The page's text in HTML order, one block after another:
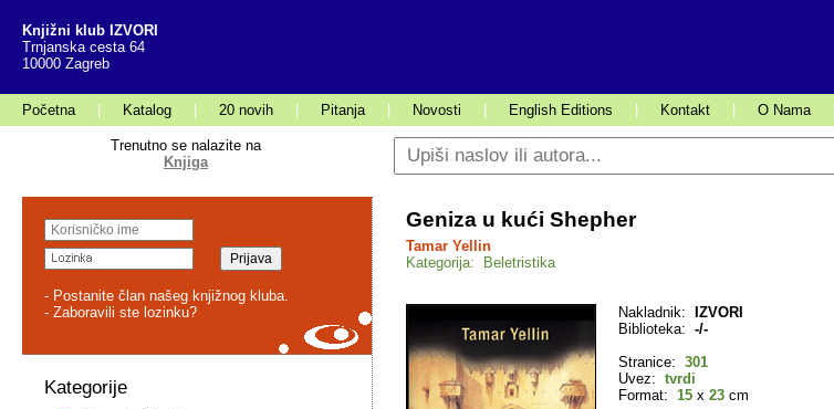
Knjižni klub IZVORI
Trnjanska cesta 64
10000 Zagreb
Početna Katalog 20 novih Pitanja Novosti English Editions Kontakt O Nama
Trenutno se nalazite na
Knjiga
- Postanite član našeg knjižnog kluba.
- Zaboravili ste lozinku?
Kategorije
Geniza u kući Shepher
Tamar Yellin
Kategorija: Beletristika
Nakladnik:
IZVORI
Biblioteka: -/-
Stranice: 301
Uvez: tvrdi
Format: 15 x 23 cm